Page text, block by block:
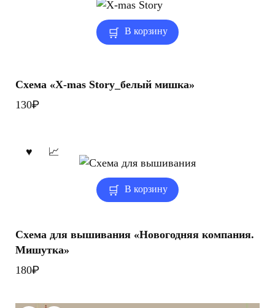
В корзину
Схема «X-mas Story_белый мишка»
130₽
В корзину
Схема для вышивания «Новогодняя компания.
Мишутка»
180₽